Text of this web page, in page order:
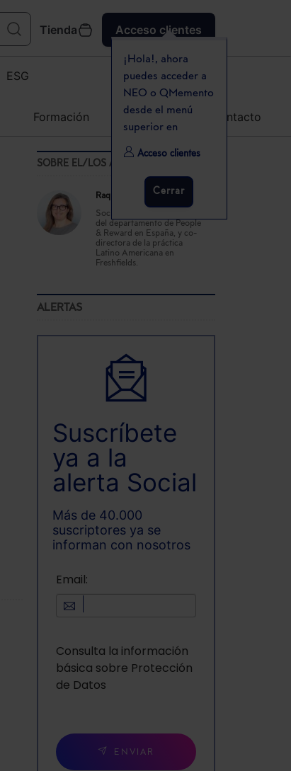
Tienda Acceso clientes
¡Hola!, ahora
puedes acceder a
NEO o QMemento
desde el menú
superior en
Acceso clientes
Cerrar
ESG
Formación Agenda Contacto
SOBRE EL/LOS AUTOR(ES)
Raquel Flórez Escobar
Socia de Forelab y Socia
del departamento de People
& Reward en España, y co-
directora de la práctica
Latino Americana en
Freshfields.
ALERTAS
Suscríbete
ya a la
alerta Social
Más de 40.000
suscriptores ya se
informan con nosotros
Email:
Consulta la información
básica sobre Protección
de Datos
ENVIAR